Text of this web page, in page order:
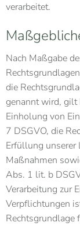
verarbeitet.
Nach Maßgabe
die
genannt wird, gilt
Einholung von
7 DSGVO, die
Erfüllung unserer
Maßnahmen
Abs. 1 lit. b
Verarbeitung zur
Verpflichtungen
Rechtsgrundlage